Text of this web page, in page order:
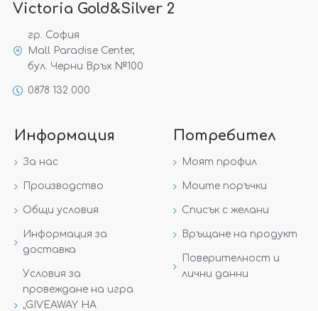
Victoria Gold&Silver 2
гр. София
Mall Paradise Center,
бул. Черни Връх №100
0878 132 000
Информация
За нас
Производство
Общи условия
Информация за
доставка
Условия за
провеждане на игра
„GIVEAWAY НА
Потребител
Моят профил
Моите поръчки
Списък с желани
Връщане на продукт
Поверителност и
лични данни